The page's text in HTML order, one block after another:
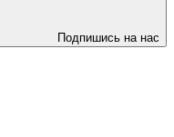
Подпишись на нас